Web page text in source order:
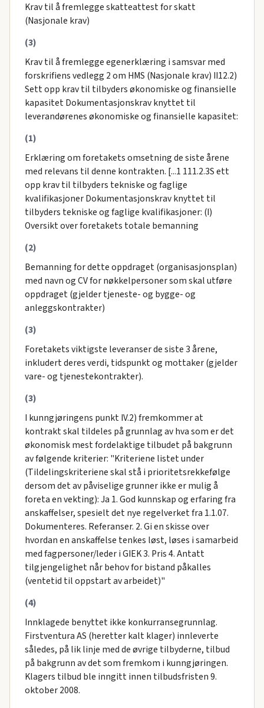
Krav til å fremlegge skatteattest for skatt
(Nasjonale krav)
(3)
Krav til å fremlegge egenerklæring i samsvar med
forskrifiens vedlegg 2 om HMS (Nasjonale krav) II12.2)
Sett opp krav til tilbyders økonomiske og finansielle
kapasitet Dokumentasjonskrav knyttet til
leverandørenes økonomiske og finansielle kapasitet:
(1)
Erklæring om foretakets omsetning de siste årene
med relevans til denne kontrakten. [...1 111.2.3S ett
opp krav til tilbyders tekniske og faglige
kvalifikasjoner Dokumentasjonskrav knyttet til
tilbyders tekniske og faglige kvalifikasjoner: (I)
Oversikt over foretakets totale bemanning
(2)
Bemanning for dette oppdraget (organisasjonsplan)
med navn og CV for nøkkelpersoner som skal utføre
oppdraget (gjelder tjeneste- og bygge- og
anleggskontrakter)
(3)
Foretakets viktigste leveranser de siste 3 årene,
inkludert deres verdi, tidspunkt og mottaker (gjelder
vare- og tjenestekontrakter).
(3)
I kunngjøringens punkt IV.2) fremkommer at
kontrakt skal tildeles på grunnlag av hva som er det
økonomisk mest fordelaktige tilbudet på bakgrunn
av følgende kriterier: "Kriteriene listet under
(Tildelingskriteriene skal stå i prioritetsrekkefølge
dersom det av påviselige grunner ikke er mulig å
foreta en vekting): Ja 1. God kunnskap og erfaring fra
anskaffelser, spesielt det nye regelverket fra 1.1.07.
Dokumenteres. Referanser. 2. Gi en skisse over
hvordan en anskaffelse tenkes løst, løses i samarbeid
med fagpersoner/leder i GIEK 3. Pris 4. Antatt
tilgjengelighet når behov for bistand påkalles
(ventetid til oppstart av arbeidet)"
(4)
Innklagede benyttet ikke konkurransegrunnlag.
Firstventura AS (heretter kalt klager) innleverte
således, på lik linje med de øvrige tilbyderne, tilbud
på bakgrunn av det som fremkom i kunngjøringen.
Klagers tilbud ble inngitt innen tilbudsfristen 9.
oktober 2008.